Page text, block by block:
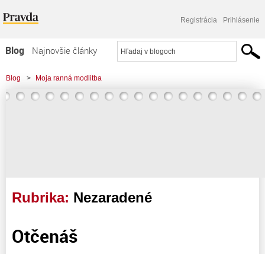
Registrácia Prihlásenie
Blog
Najnovšie články
Najčítanejšie články
Najkomentovanejšie články
Blog > Moja ranná modlitba
Rubrika: Nezaradené
Otčenáš